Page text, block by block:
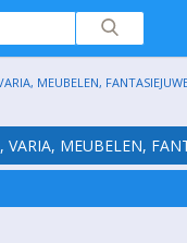
MEUBELEN,
MEUBELEN,